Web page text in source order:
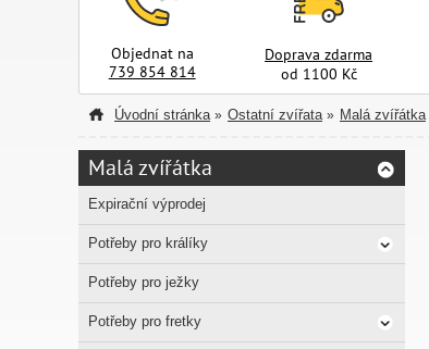
Objednat na
739 854 814
Doprava zdarma
od 1100 Kč
Úvodní stránka » Ostatní zvířata » Malá zvířátka
Malá zvířátka
Expirační výprodej
Potřeby pro králíky
Potřeby pro ježky
Potřeby pro fretky